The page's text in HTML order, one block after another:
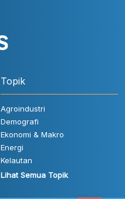
Topik
Agroindustri
Demografi
Ekonomi & Makro
Energi
Kelautan
Lihat Semua Topik